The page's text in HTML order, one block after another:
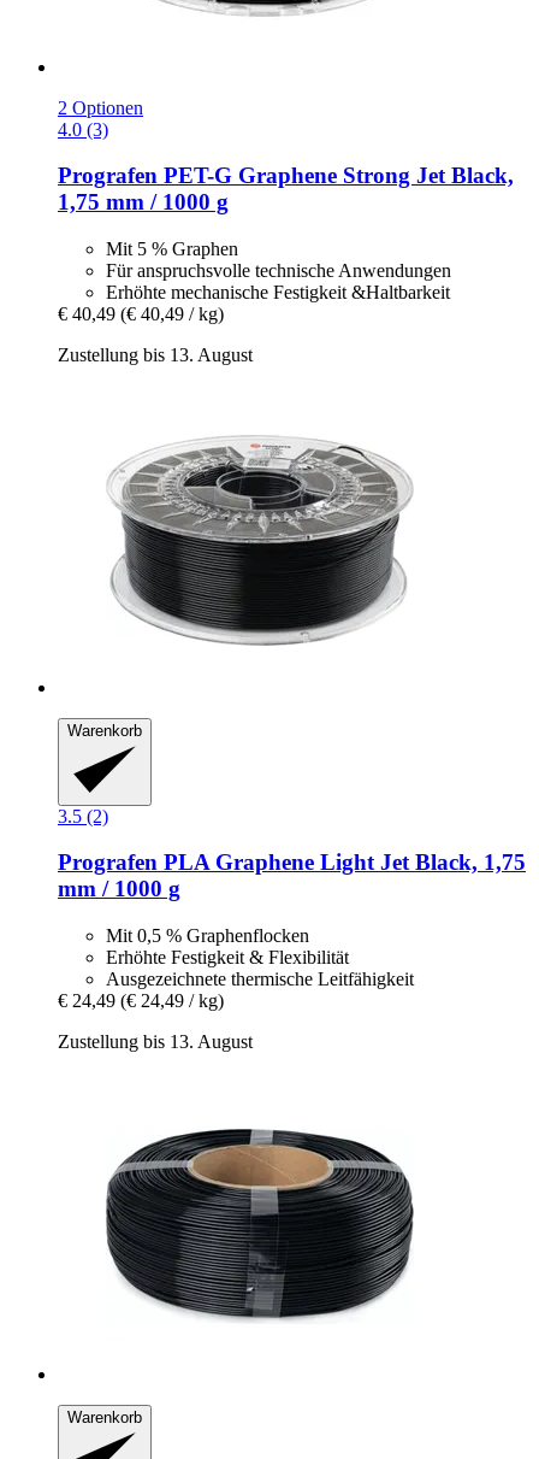
2 Optionen
4.0 (3)
Prografen PET-​G Graphene Strong Jet Black,
1,75 mm / 1000 g
Mit 5 % Graphen
Für anspruchsvolle technische Anwendungen
Erhöhte mechanische Festigkeit &Haltbarkeit
€ 40,49 (€ 40,49 / kg)
Zustellung bis 13. August
Warenkorb
3.5 (2)
Prografen PLA Graphene Light Jet Black, 1,75
mm / 1000 g
Mit 0,5 % Graphenflocken
Erhöhte Festigkeit & Flexibilität
Ausgezeichnete thermische Leitfähigkeit
€ 24,49 (€ 24,49 / kg)
Zustellung bis 13. August
Warenkorb